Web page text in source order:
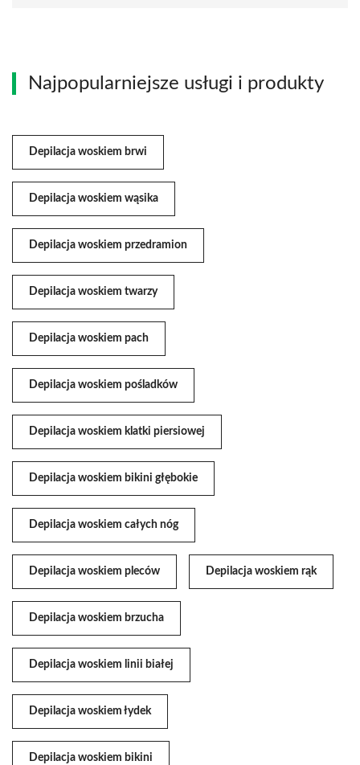
Najpopularniejsze usługi i produkty
Depilacja woskiem brwi
Depilacja woskiem wąsika
Depilacja woskiem przedramion
Depilacja woskiem twarzy
Depilacja woskiem pach
Depilacja woskiem pośladków
Depilacja woskiem klatki piersiowej
Depilacja woskiem bikini głębokie
Depilacja woskiem całych nóg
Depilacja woskiem pleców Depilacja woskiem rąk
Depilacja woskiem brzucha
Depilacja woskiem linii białej
Depilacja woskiem łydek
Depilacja woskiem bikini